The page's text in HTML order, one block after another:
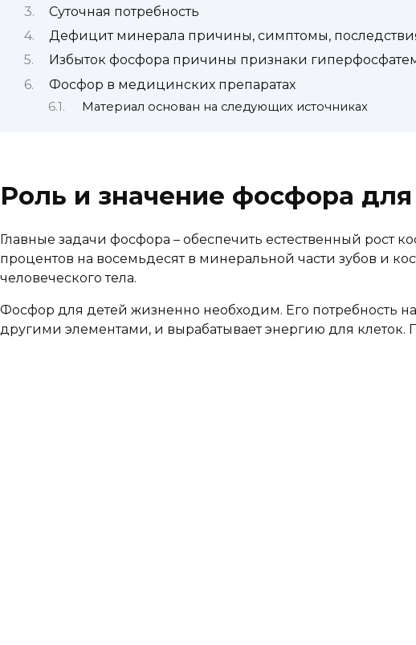
Суточная потребность
Дефицит минерала причины, симптомы,
Избыток фосфора причины признаки
Фосфор в медицинских препаратах
Материал основан на следующих источниках
Роль и значение фосфора
Главные задачи фосфора – обеспечить естественный рост
процентов на восемьдесят в минеральной части зубов и
человеческого тела.
Фосфор для детей жизненно необходим. Его потребность
другими элементами, и вырабатывает энергию для клеток.